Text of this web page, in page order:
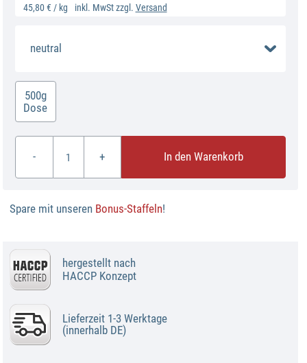
45,80 € / kg inkl. MwSt zzgl. Versand
neutral
500g
Dose
- + In den Warenkorb
Spare mit unseren Bonus-Staffeln!
hergestellt nach
HACCP Konzept
Lieferzeit 1-3 Werktage
(innerhalb DE)